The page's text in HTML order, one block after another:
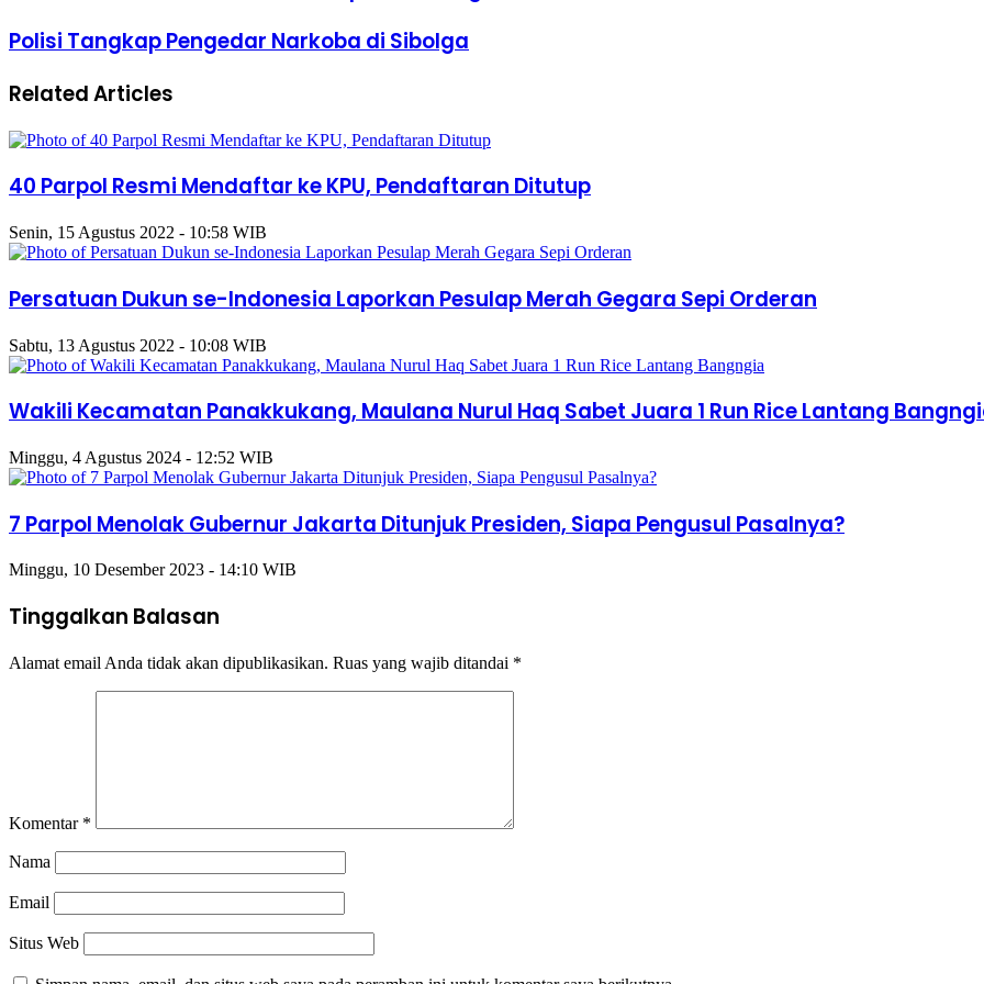
Polisi Tangkap Pengedar Narkoba di Sibolga
Related Articles
40 Parpol Resmi Mendaftar ke KPU, Pendaftaran Ditutup
Senin, 15 Agustus 2022 - 10:58 WIB
Persatuan Dukun se-Indonesia Laporkan Pesulap Merah Gegara Sepi Orderan
Sabtu, 13 Agustus 2022 - 10:08 WIB
Wakili Kecamatan Panakkukang, Maulana Nurul Haq Sabet Juara 1 Run Rice Lantang
Minggu, 4 Agustus 2024 - 12:52 WIB
7 Parpol Menolak Gubernur Jakarta Ditunjuk Presiden, Siapa Pengusul Pasalnya?
Minggu, 10 Desember 2023 - 14:10 WIB
Tinggalkan Balasan
Alamat email Anda tidak akan dipublikasikan. Ruas yang wajib ditandai *
Komentar *
Nama
Email
Situs Web